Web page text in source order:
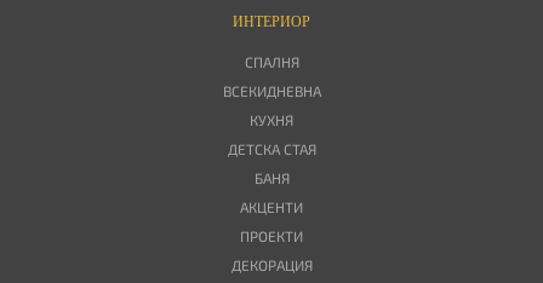
ИНТЕРИОР
СПАЛНЯ
ВСЕКИДНЕВНА
КУХНЯ
ДЕТСКА СТАЯ
БАНЯ
АКЦЕНТИ
ПРОЕКТИ
ДЕКОРАЦИЯ